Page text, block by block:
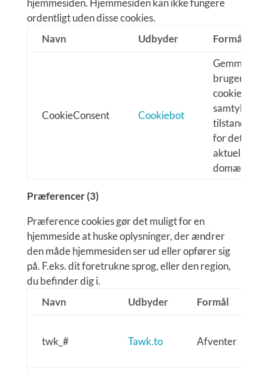
hjemmesiden. Hjemmesiden kan ikke fungere
ordentligt uden disse cookies.
Navn
Udbyder Formål
CookieConsent Cookiebot
Gemmer
brugerens
cookie-
samtykke-
tilstand
for det
aktuelle
domæne.
Præferencer (3)
Præference cookies gør det muligt for en
hjemmeside at huske oplysninger, der ændrer
den måde hjemmesiden ser ud eller opfører sig
på. F.eks. dit foretrukne sprog, eller den region,
du befinder dig i.
Navn
Udbyder Formål
twk_# Tawk.to Afventer